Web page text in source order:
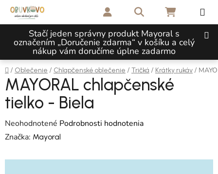
Prejsť na obsah
Stačí jeden správny produkt Mayoral s
označením „Doručenie zdarma“ v košíku a celý
nákup vám doručíme úplne zadarmo
Hľadať NÁKUPNÝ
Domov
/ Oblečenie / Chlapčenské oblečenie / Tričká / Krátky rukáv /
MAYORAL chlapčenské
tielko - Biela
Priemerné hodnotenie produktu je 0,0 z 5 hviezdičiek.
Neohodnotené Podrobnosti hodnotenia
Značka: Mayoral